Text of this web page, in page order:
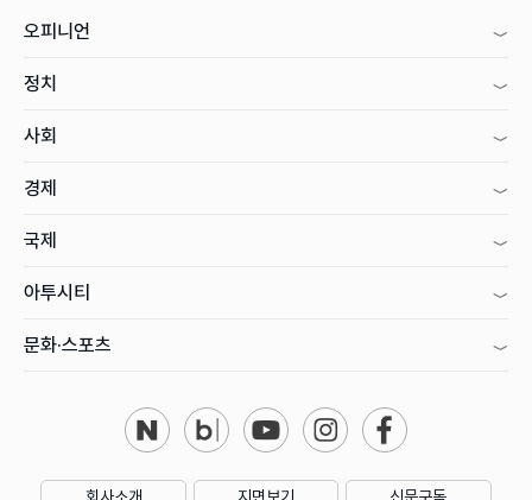
오피니언
정치
사회
경제
국제
아투시티
문화·스포츠
회사소개 지면보기 신문구독